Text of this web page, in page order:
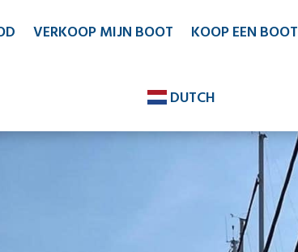
VERKOOP MIJN BOOT KOOP EEN BOOT
DUTCH